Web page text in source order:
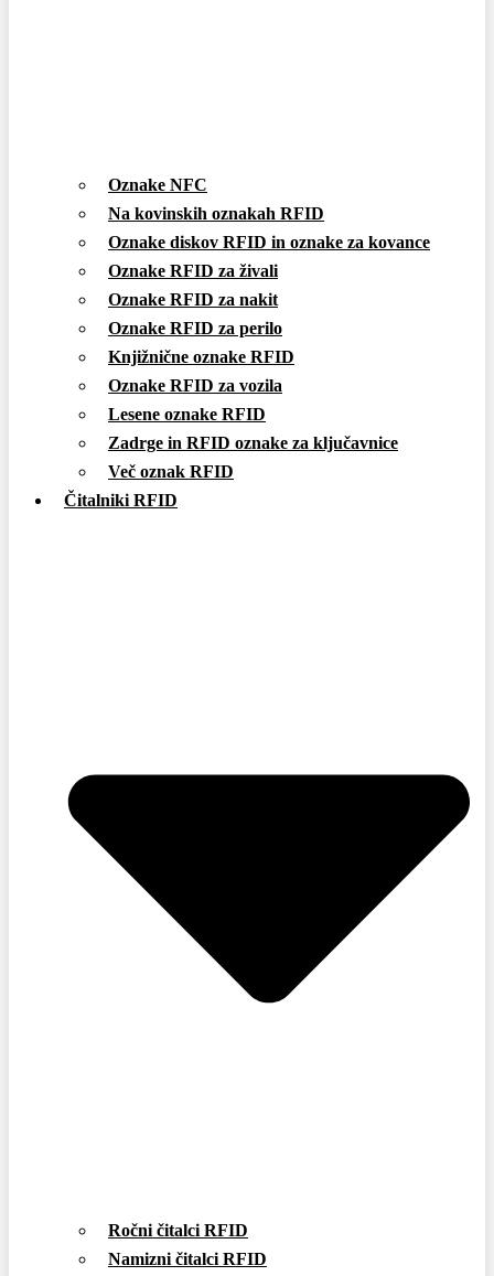
Oznake NFC
Na kovinskih oznakah RFID
Oznake diskov RFID in oznake za kovance
Oznake RFID za živali
Oznake RFID za nakit
Oznake RFID za perilo
Knjižnične oznake RFID
Oznake RFID za vozila
Lesene oznake RFID
Zadrge in RFID oznake za ključavnice
Več oznak RFID
Čitalniki RFID
Ročni čitalci RFID
Namizni čitalci RFID